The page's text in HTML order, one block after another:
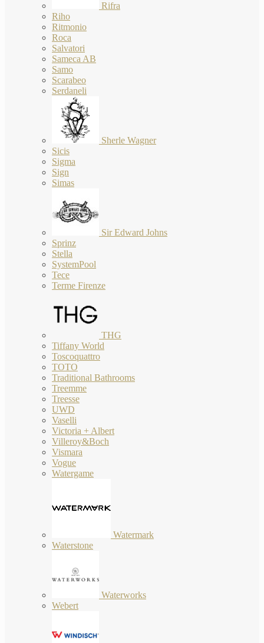
Rifra
Riho
Ritmonio
Roca
Salvatori
Sameca AB
Samo
Scarabeo
Serdaneli
Sherle Wagner
Sicis
Sigma
Sign
Simas
Sir Edward Johns
Sprinz
Stella
SystemPool
Tece
Terme Firenze
THG
Tiffany World
Toscoquattro
TOTO
Traditional Bathrooms
Treemme
Treesse
UWD
Vaselli
Victoria + Albert
Villeroy&Boch
Vismara
Vogue
Watergame
Watermark
Waterstone
Waterworks
Webert